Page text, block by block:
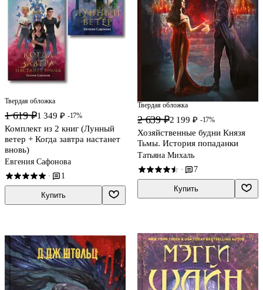
Твердая обложка
1 619 ₽1 349 ₽ -17%
Комплект из 2 книг (Лунный
ветер + Когда завтра настанет
вновь)
Евгения Сафонова
· 1
Купить
Твердая обложка
2 639 ₽2 199 ₽ -17%
Хозяйственные будни Князя
Тьмы. История попаданки
Татьяна Михаль
· 7
Купить